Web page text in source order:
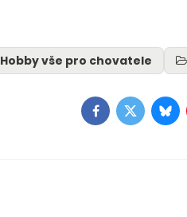
Hobby vše pro chovatele
Facebook
Twitter